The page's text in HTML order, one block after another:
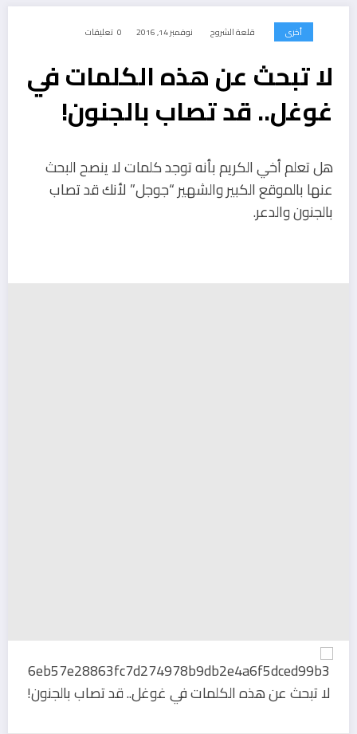
أخرى قلعة الشروح نوفمبر 14, 2016 0 تعليقات
لا تبحث عن هذه الكلمات في
غوغل.. قد تصاب بالجنون!
هل تعلم أخي الكريم بأنه توجد كلمات لا ينصح البحث
عنها بالموقع الكبير والشهير “جوجل” لأنك قد تصاب
بالجنون والدعر.